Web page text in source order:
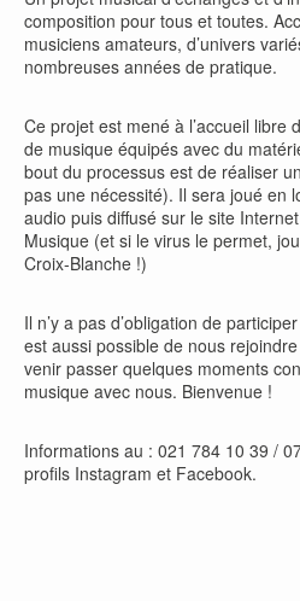
composition pour tous et toutes.
musiciens amateurs, d’univers
nombreuses années de pratique.
Ce projet est mené à l’accueil libre
de musique équipés avec du
bout du processus est de réaliser
pas une nécessité). Il sera joué en
audio puis diffusé sur le site
Musique (et si le virus le permet,
Croix-Blanche !)
Il n’y a pas d’obligation de
est aussi possible de nous
venir passer quelques moments
musique avec nous. Bienvenue !
Informations au : 021 784 10 39 /
profils Instagram et Facebook.